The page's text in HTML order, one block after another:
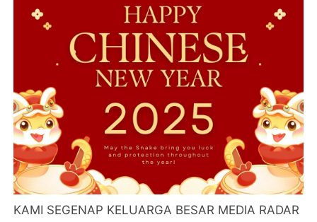
KAMI SEGENAP KELUARGA BESAR MEDIA RADAR